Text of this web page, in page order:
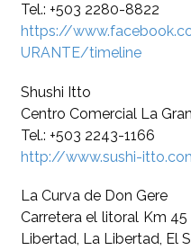
Tel.: +503 2280-8822
https://
URANTE/timeline
Shushi Itto
Centro Comercial La
Tel.: +503 2243-1166
http://www.sushi-
La Curva de Don Gere
Carretera el litoral Km
Libertad, La Libertad, El